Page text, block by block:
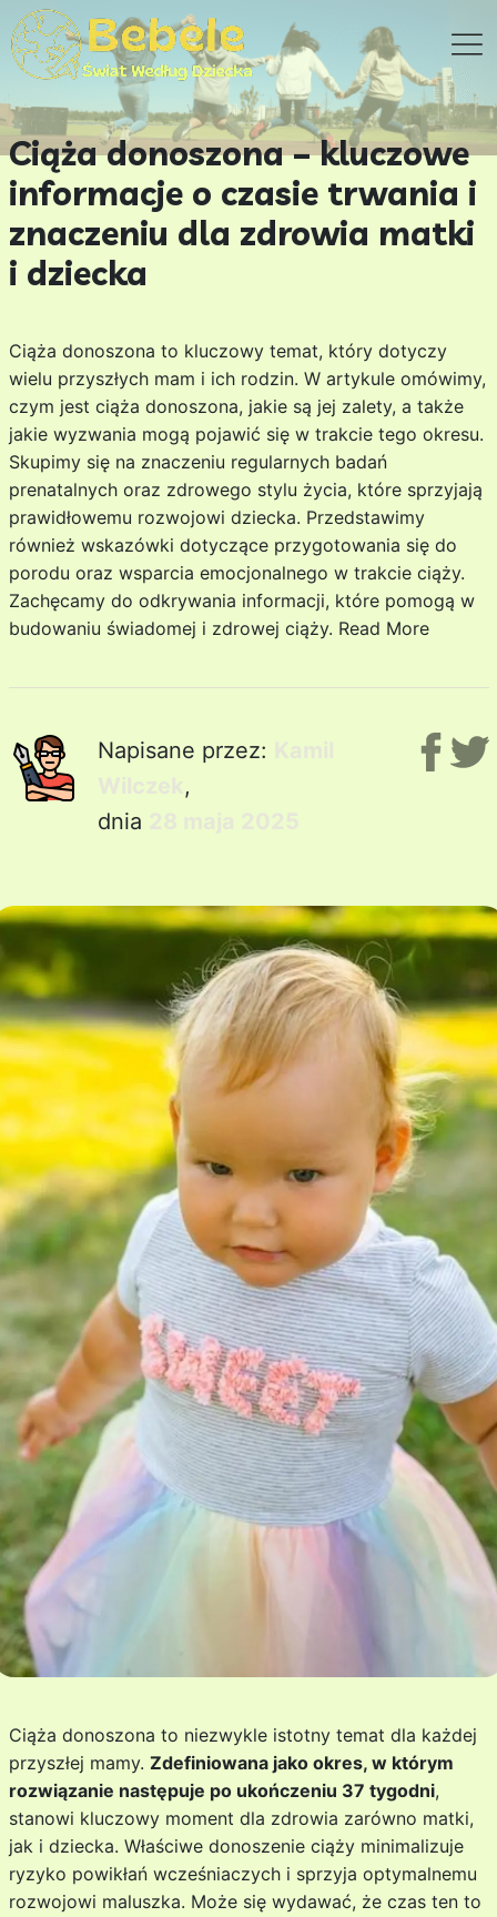
Ciąża donoszona – kluczowe
informacje o czasie trwania i
znaczeniu dla zdrowia matki
i dziecka
Ciąża donoszona to kluczowy temat, który dotyczy
wielu przyszłych mam i ich rodzin. W artykule omówimy,
czym jest ciąża donoszona, jakie są jej zalety, a także
jakie wyzwania mogą pojawić się w trakcie tego okresu.
Skupimy się na znaczeniu regularnych badań
prenatalnych oraz zdrowego stylu życia, które sprzyjają
prawidłowemu rozwojowi dziecka. Przedstawimy
również wskazówki dotyczące przygotowania się do
porodu oraz wsparcia emocjonalnego w trakcie ciąży.
Zachęcamy do odkrywania informacji, które pomogą w
budowaniu świadomej i zdrowej ciąży. Read More
Napisane przez:
,
dnia
Ciąża donoszona to niezwykle istotny temat dla każdej
przyszłej mamy. Zdefiniowana jako okres, w którym
rozwiązanie następuje po ukończeniu 37 tygodni,
stanowi kluczowy moment dla zdrowia zarówno matki,
jak i dziecka. Właściwe donoszenie ciąży minimalizuje
ryzyko powikłań wcześniaczych i sprzyja optymalnemu
rozwojowi maluszka. Może się wydawać, że czas ten to